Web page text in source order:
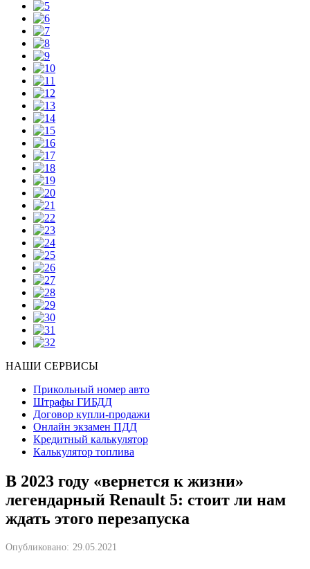
НАШИ СЕРВИСЫ
Прикольный номер авто
Штрафы ГИБДД
Договор купли-продажи
Онлайн экзамен ПДД
Кредитный калькулятор
Калькулятор топлива
В 2023 году «вернется к жизни»
легендарный Renault 5: стоит ли нам
ждать этого перезапуска
Опубликовано: 29.05.2021